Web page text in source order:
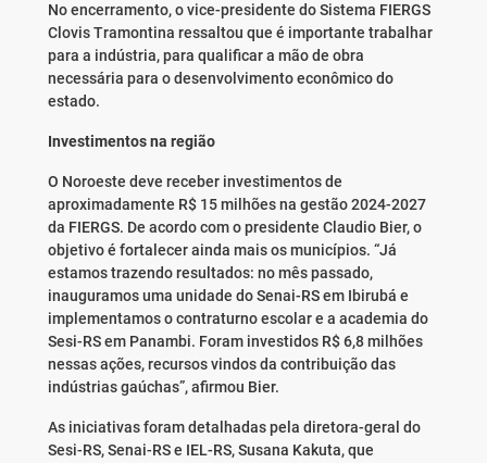
No encerramento, o vice-presidente do Sistema FIERGS
Clovis Tramontina ressaltou que é importante trabalhar
para a indústria, para qualificar a mão de obra
necessária para o desenvolvimento econômico do
estado.
Investimentos na região
O Noroeste deve receber investimentos de
aproximadamente R$ 15 milhões na gestão 2024-2027
da FIERGS. De acordo com o presidente Claudio Bier, o
objetivo é fortalecer ainda mais os municípios. “Já
estamos trazendo resultados: no mês passado,
inauguramos uma unidade do Senai-RS em Ibirubá e
implementamos o contraturno escolar e a academia do
Sesi-RS em Panambi. Foram investidos R$ 6,8 milhões
nessas ações, recursos vindos da contribuição das
indústrias gaúchas”, afirmou Bier.
As iniciativas foram detalhadas pela diretora-geral do
Sesi-RS, Senai-RS e IEL-RS, Susana Kakuta, que